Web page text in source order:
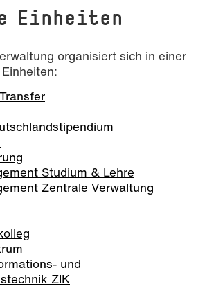
Einheiten
organisiert sich in einer
Studium & Lehre
Zentrale Verwaltung
und
ZIK